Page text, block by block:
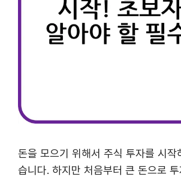
돈을 모으기 위해서 주식 투자를 시작
습니다. 하지만 처음부터 큰 돈으로